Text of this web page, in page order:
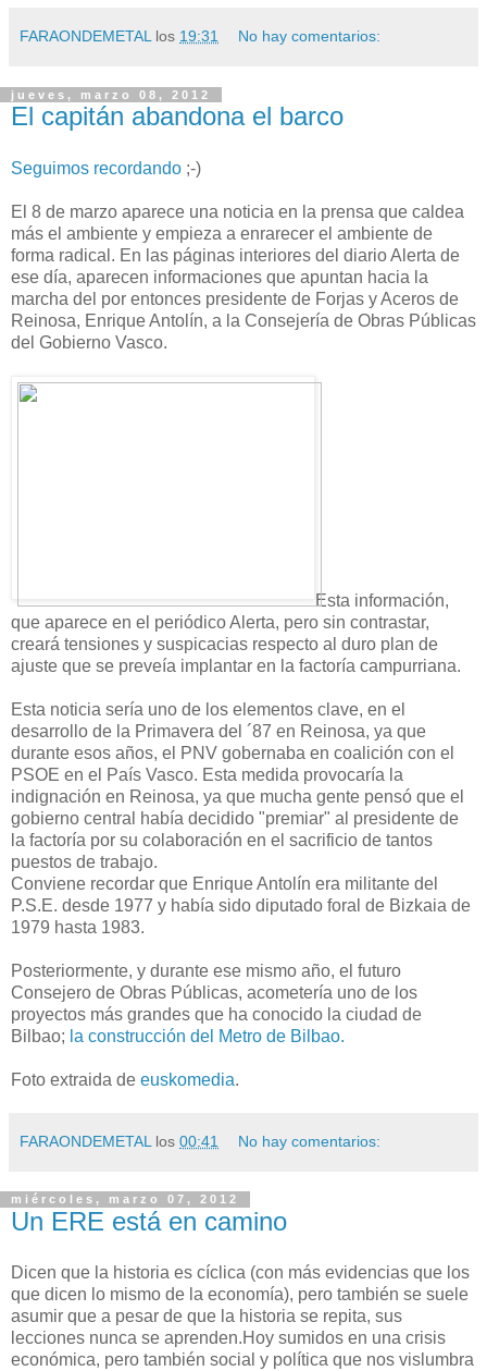
FARAONDEMETAL los 19:31 No hay comentarios:
jueves, marzo 08, 2012
El capitán abandona el barco
Seguimos recordando ;-)
El 8 de marzo aparece una noticia en la prensa que caldea
más el ambiente y empieza a enrarecer el ambiente de
forma radical. En las páginas interiores del diario Alerta de
ese día, aparecen informaciones que apuntan hacia la
marcha del por entonces presidente de Forjas y Aceros de
Reinosa, Enrique Antolín, a la Consejería de Obras Públicas
del Gobierno Vasco.
Esta información,
que aparece en el periódico Alerta, pero sin contrastar,
creará tensiones y suspicacias respecto al duro plan de
ajuste que se preveía implantar en la factoría campurriana.
Esta noticia sería uno de los elementos clave, en el
desarrollo de la Primavera del ´87 en Reinosa, ya que
durante esos años, el PNV gobernaba en coalición con el
PSOE en el País Vasco. Esta medida provocaría la
indignación en Reinosa, ya que mucha gente pensó que el
gobierno central había decidido "premiar" al presidente de
la factoría por su colaboración en el sacrificio de tantos
puestos de trabajo.
Conviene recordar que Enrique Antolín era militante del
P.S.E. desde 1977 y había sido diputado foral de Bizkaia de
1979 hasta 1983.
Posteriormente, y durante ese mismo año, el futuro
Consejero de Obras Públicas, acometería uno de los
proyectos más grandes que ha conocido la ciudad de
Bilbao; la construcción del Metro de Bilbao.
Foto extraida de euskomedia.
FARAONDEMETAL los 00:41 No hay comentarios:
miércoles, marzo 07, 2012
Un ERE está en camino
Dicen que la historia es cíclica (con más evidencias que los
que dicen lo mismo de la economía), pero también se suele
asumir que a pesar de que la historia se repita, sus
lecciones nunca se aprenden.Hoy sumidos en una crisis
económica, pero también social y política que nos vislumbra